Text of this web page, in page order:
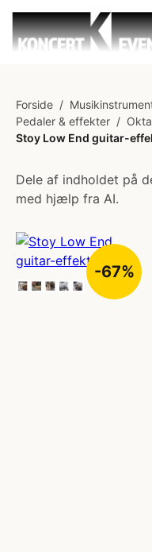
Forside /
Pedaler & effekter /
Stoy Low End guitar-
Dele af indholdet på
med hjælp fra AI.
-67%